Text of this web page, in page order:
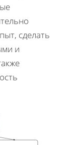
сделать
и